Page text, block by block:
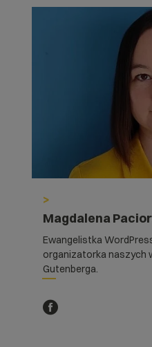
>
Magdalena
Ewangelistka
organizatorka naszych
Gutenberga.